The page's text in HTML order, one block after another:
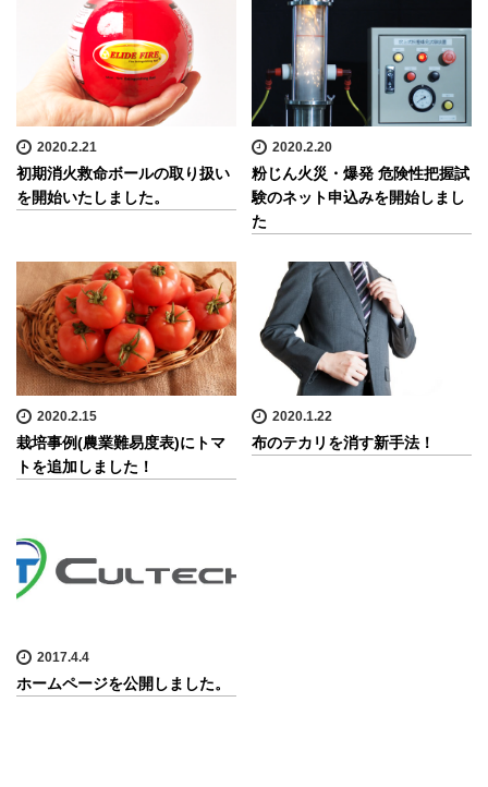
2020.2.21
初期消火救命ボールの取り扱い
を開始いたしました。
2020.2.20
粉じん火災・爆発 危険性把握試
験のネット申込みを開始しまし
た
2020.2.15
栽培事例(農業難易度表)にトマ
トを追加しました！
2020.1.22
布のテカリを消す新手法！
2017.4.4
ホームページを公開しました。